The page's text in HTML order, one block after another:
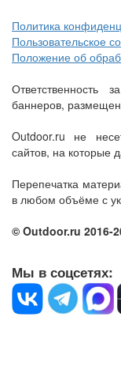
Политика
Пользовательское
Положение об
баннеров,
Outdoor.ru не
сайтов, на которые
Перепечатка
в любом объёме с
© Outdoor.ru 2016-
Мы в соцсетях: